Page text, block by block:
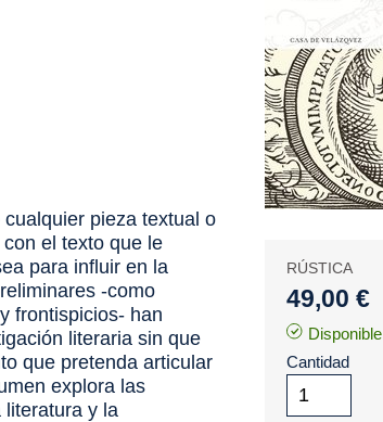
pieza textual o
el texto que le
para influir en la
-como
frontispicios- han
literaria sin que
que pretenda articular
explora las
literatura y la
RÚSTICA
49,00 €
Disponible
Cantidad